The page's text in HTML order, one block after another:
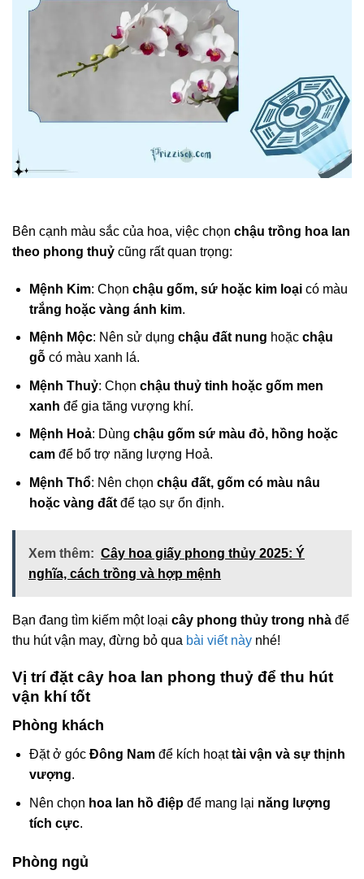
Bên cạnh màu sắc của hoa, việc chọn chậu trồng hoa lan
theo phong thuỷ cũng rất quan trọng:
Mệnh Kim: Chọn chậu gốm, sứ hoặc kim loạicó màu
trắng hoặc vàng ánh kim.
Mệnh Mộc: Nên sử dụng chậu đất nung hoặc chậu
gỗcó màu xanh lá.
Mệnh Thuỷ: Chọn chậu thuỷ tinh hoặc gốm men
xanh để gia tăng vượng khí.
Mệnh Hoả: Dùng chậu gốm sứ màu đỏ, hồng hoặc
camđể bổ trợ năng lượng Hoả.
Mệnh Thổ: Nên chọn chậu đất, gốm có màu nâu
hoặc vàng đấtđể tạo sự ổn định.
Xem thêm: Cây hoa giấy phong thủy 2025: Ý
nghĩa, cách trồng và hợp mệnh
Bạn đang tìm kiếm một loại cây phong thủy trong nhà để
thu hút vận may, đừng bỏ qua bài viết này nhé!
Vị trí đặt cây hoa lan phong thuỷ để thu hút
vận khí tốt
Phòng khách
Đặt ở góc Đông Namđể kích hoạttài vận và sự thịnh
vượng.
Nên chọn hoa lan hồ điệpđể mang lại năng lượng
tích cực.
Phòng ngủ